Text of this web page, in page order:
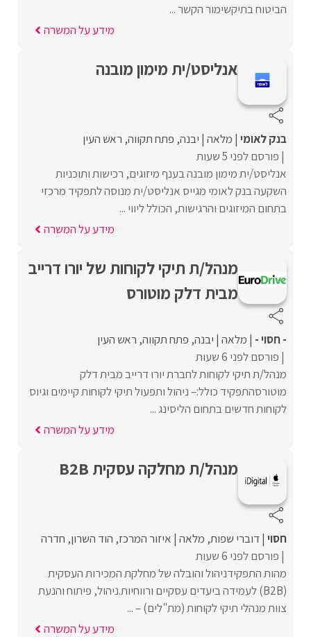
הביטוח בתיקשימור הקשר ...
מידע על המשרה
אנליסט/ית מימון מובנה
בנק לאומי מלאה יבנה פתח תקווה ראש העין
פורסם לפני 5 שעות
אנליסט/ית מימון מובנה בענף מיזוגים, רכישות ותוכניות
השקעה בנק לאומי מגייס אנליסט/ית מנוסה לתפקיד מרכזי
בתחום המיזוגים והרגישות, הכולל ליווי ...
מידע על המשרה
מנהל/ת תיקי לקוחות של יורו דרייב
מבית דלק מוטורס
- חסוי - מלאה יבנה פתח תקווה ראש העין
פורסם לפני 6 שעות
מנהל/ת תיקי לקוחות לחברת יורו דרייב מבית דלק
מוטורסהתפקיד כולל:– ניהול ותפעול תיקי לקוחות קיימים וגיוס
לקוחות חדשים בתחום הליסינג ...
מידע על המשרה
מנהל/ת מחלקה עסקית B2B
חסוי דוברי שפות מלאה איזור המרכז הוד השרון חדרה
פורסם לפני 6 שעות
מהות התפקידניהול והובלה של מחלקת המכירות העסקית
(B2B) לעמידה ביעדים עסקיים ורווחיות.ניהול, פיתוח והנעת
צוות מנהלי תיקי לקוחות (מת"לים) – ...
מידע על המשרה